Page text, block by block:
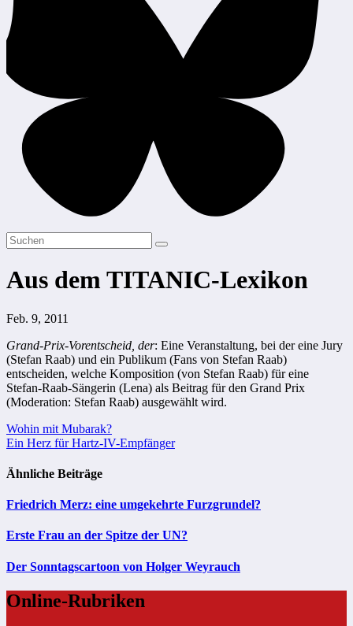
Aus dem TITANIC-Lexikon
Feb. 9, 2011
Grand-Prix-Vorentscheid, der: Eine Veranstaltung, bei der eine Jury
(Stefan Raab) und ein Publikum (Fans von Stefan Raab)
entscheiden, welche Komposition (von Stefan Raab) für eine
Stefan-Raab-Sängerin (Lena) als Beitrag für den Grand Prix
(Moderation: Stefan Raab) ausgewählt wird.
Beitragsnavigation
Wohin mit Mubarak?
Ein Herz für Hartz-IV-Empfänger
Ähnliche Beiträge
Friedrich Merz: eine umgekehrte Furzgrundel?
Erste Frau an der Spitze der UN?
Der Sonntagscartoon von Holger Weyrauch
Online-Rubriken